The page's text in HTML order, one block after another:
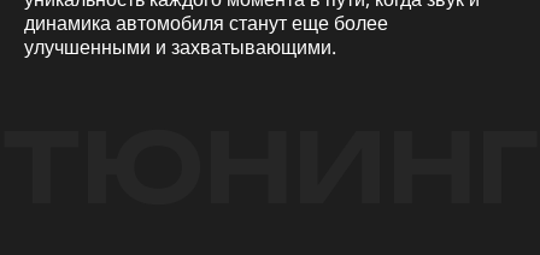
динамика автомобиля станут еще более
улучшенными и захватывающими.